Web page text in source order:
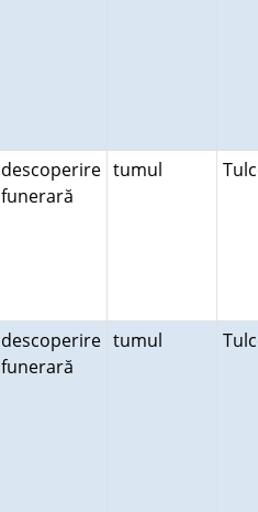
descoperire
funerară
tumul
descoperire
funerară
tumul